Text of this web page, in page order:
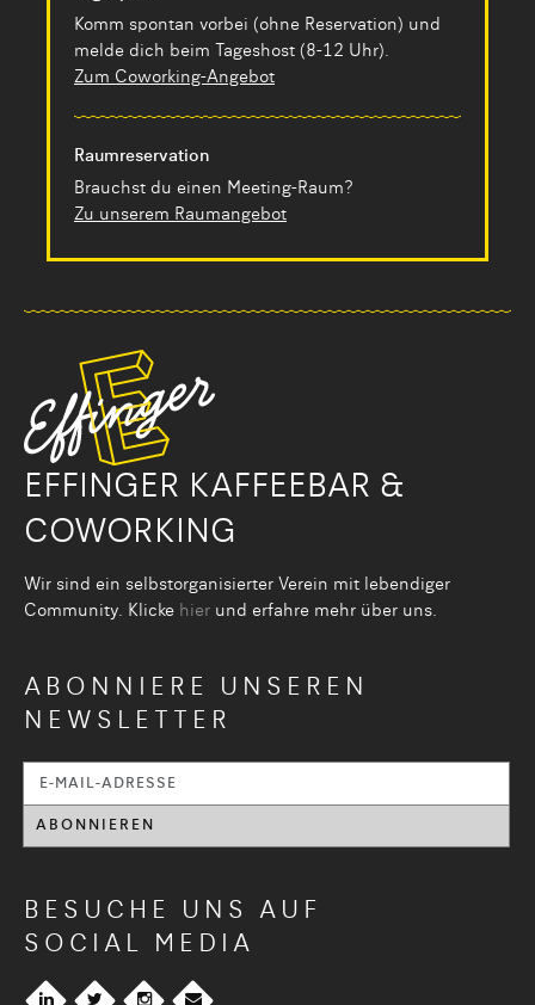
EFFINGER KAFFEEBAR &
COWORKING
Wir sind ein selbstorganisier­ter Verein mit lebendiger
Community. Klicke hier und erfahre mehr über uns.
ABONNIERE UNSEREN
NEWSLETTER
BESUCHE UNS AUF
SOCIAL MEDIA
Komm spontan vorbei (ohne Reservation) und
melde dich beim Tageshost (8-12 Uhr).
Zum Coworking-Angebot
Raumreservation
Brauchst du einen Meeting-Raum?
Zu unserem Raumangebot